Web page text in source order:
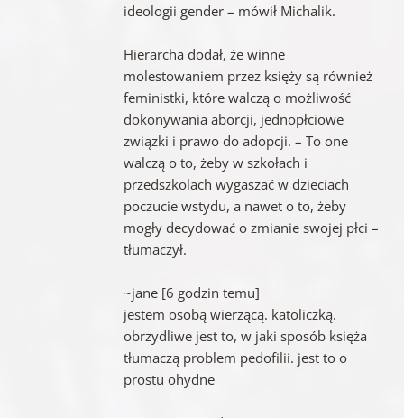
ideologii gender – mówił Michalik.
Hierarcha dodał, że winne
molestowaniem przez księży są również
feministki, które walczą o możliwość
dokonywania aborcji, jednopłciowe
związki i prawo do adopcji. – To one
walczą o to, żeby w szkołach i
przedszkolach wygaszać w dzieciach
poczucie wstydu, a nawet o to, żeby
mogły decydować o zmianie swojej płci –
tłumaczył.
~jane [6 godzin temu]
jestem osobą wierzącą. katoliczką.
obrzydliwe jest to, w jaki sposób księża
tłumaczą problem pedofilii. jest to o
prostu ohydne